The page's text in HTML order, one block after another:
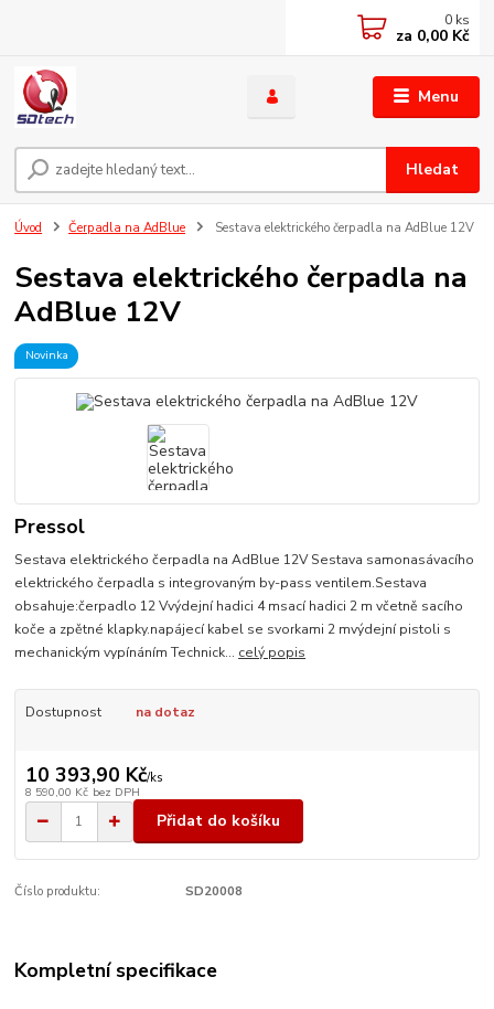
Menu
Hledat
0 ks
za 0,00 Kč
Úvod Čerpadla na AdBlue Sestava elektrického čerpadla na AdBlue 12V
Sestava elektrického čerpadla na
AdBlue 12V
Novinka
Pressol
Sestava elektrického čerpadla na AdBlue 12V Sestava samonasávacího
elektrického čerpadla s integrovaným by-pass ventilem.Sestava
obsahuje:čerpadlo 12 Vvýdejní hadici 4 msací hadici 2 m včetně sacího
koče a zpětné klapky.napájecí kabel se svorkami 2 mvýdejní pistoli s
mechanickým vypínáním Technick... celý popis
Dostupnost na dotaz
10 393,90 Kč/ks
8 590,00 Kč bez DPH
Přidat do košíku
Číslo produktu: SD20008
Kompletní specifikace